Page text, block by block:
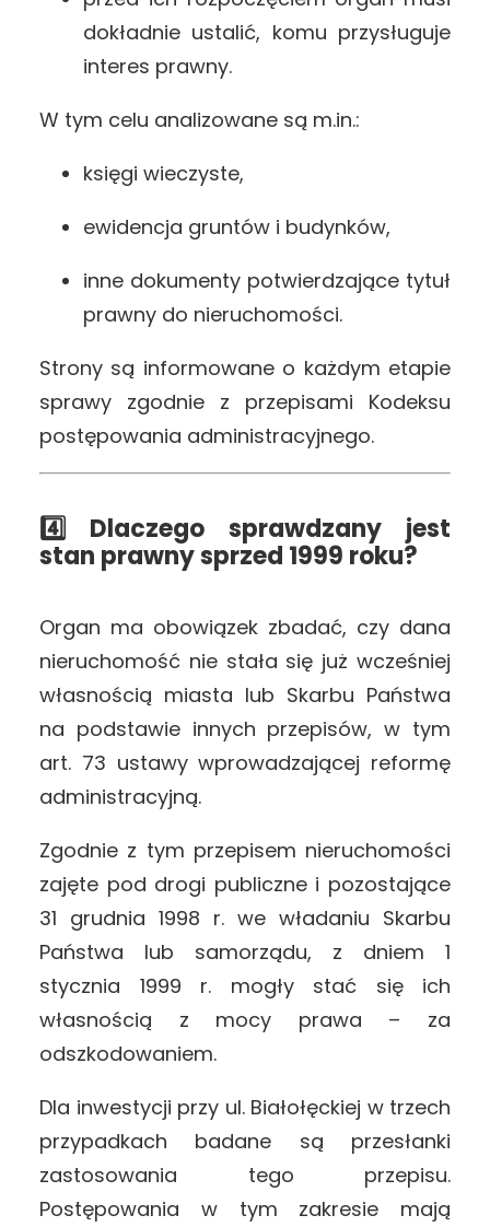
dokładnie ustalić, komu przysługuje
interes prawny.
W tym celu analizowane są m.in.:
księgi wieczyste,
ewidencja gruntów i budynków,
inne dokumenty potwierdzające tytuł
prawny do nieruchomości.
Strony są informowane o każdym etapie
sprawy zgodnie z przepisami Kodeksu
postępowania administracyjnego.
4️⃣ Dlaczego sprawdzany jest
stan prawny sprzed 1999 roku?
Organ ma obowiązek zbadać, czy dana
nieruchomość nie stała się już wcześniej
własnością miasta lub Skarbu Państwa
na podstawie innych przepisów, w tym
art. 73 ustawy wprowadzającej reformę
administracyjną.
Zgodnie z tym przepisem nieruchomości
zajęte pod drogi publiczne i pozostające
31 grudnia 1998 r. we władaniu Skarbu
Państwa lub samorządu, z dniem 1
stycznia 1999 r. mogły stać się ich
własnością z mocy prawa – za
odszkodowaniem.
Dla inwestycji przy ul. Białołęckiej w trzech
przypadkach badane są przesłanki
zastosowania tego przepisu.
Postępowania w tym zakresie mają